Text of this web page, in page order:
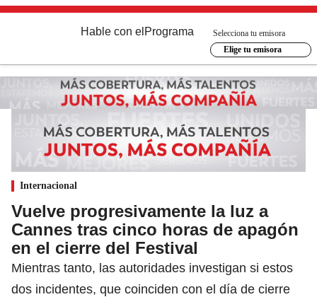
Hable con el Programa
Selecciona tu emisora
Elige tu emisora
Internacional
Vuelve progresivamente la luz a
Cannes tras cinco horas de apagón
en el cierre del Festival
Mientras tanto, las autoridades investigan si estos
dos incidentes, que coinciden con el día de cierre